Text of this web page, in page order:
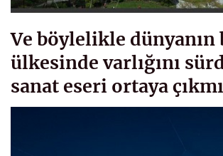
Ve böylelikle dünyanın
ülkesinde varlığını
sanat eseri ortaya